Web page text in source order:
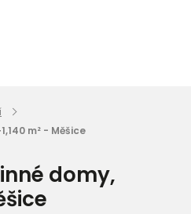
m² - Měšice
domy,